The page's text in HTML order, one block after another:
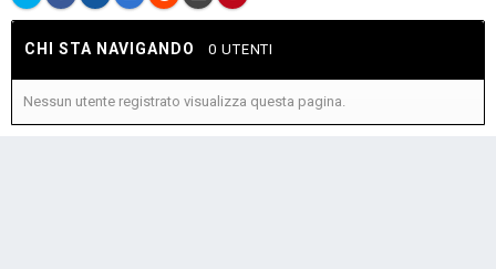
CHI STA NAVIGANDO 0 UTENTI
Nessun utente registrato visualizza questa pagina.